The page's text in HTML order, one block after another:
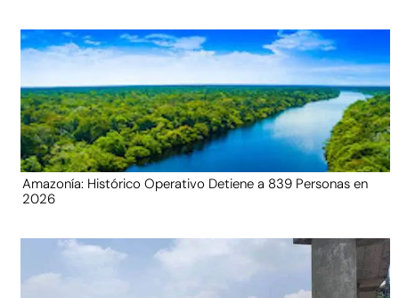
Amazonía: Histórico Operativo Detiene a 839 Personas en
2026